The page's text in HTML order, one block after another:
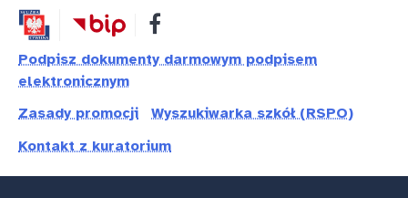
Przejdź
Przejdź
Dostępność
Podpisz dokumenty darmowym podpisem
elektronicznym
Zasady promocji
Wyszukiwarka szkół (RSPO)
Kontakt z kuratorium